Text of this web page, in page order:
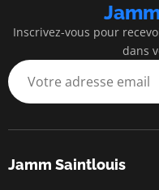
Inscrivez-vous pour
dans
Jamm Saintlouis